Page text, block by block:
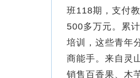
班118期，支付
500多万元。累
培训，这些青年
商能手。来自灵
销售百香果、木